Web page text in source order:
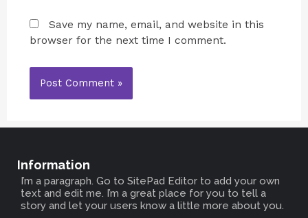
Save my name, email, and website in this
browser for the next time I comment.
Information
I’m a paragraph. Go to SitePad Editor to add your own
text and edit me. I’m a great place for you to tell a
story and let your users know a little more about you.